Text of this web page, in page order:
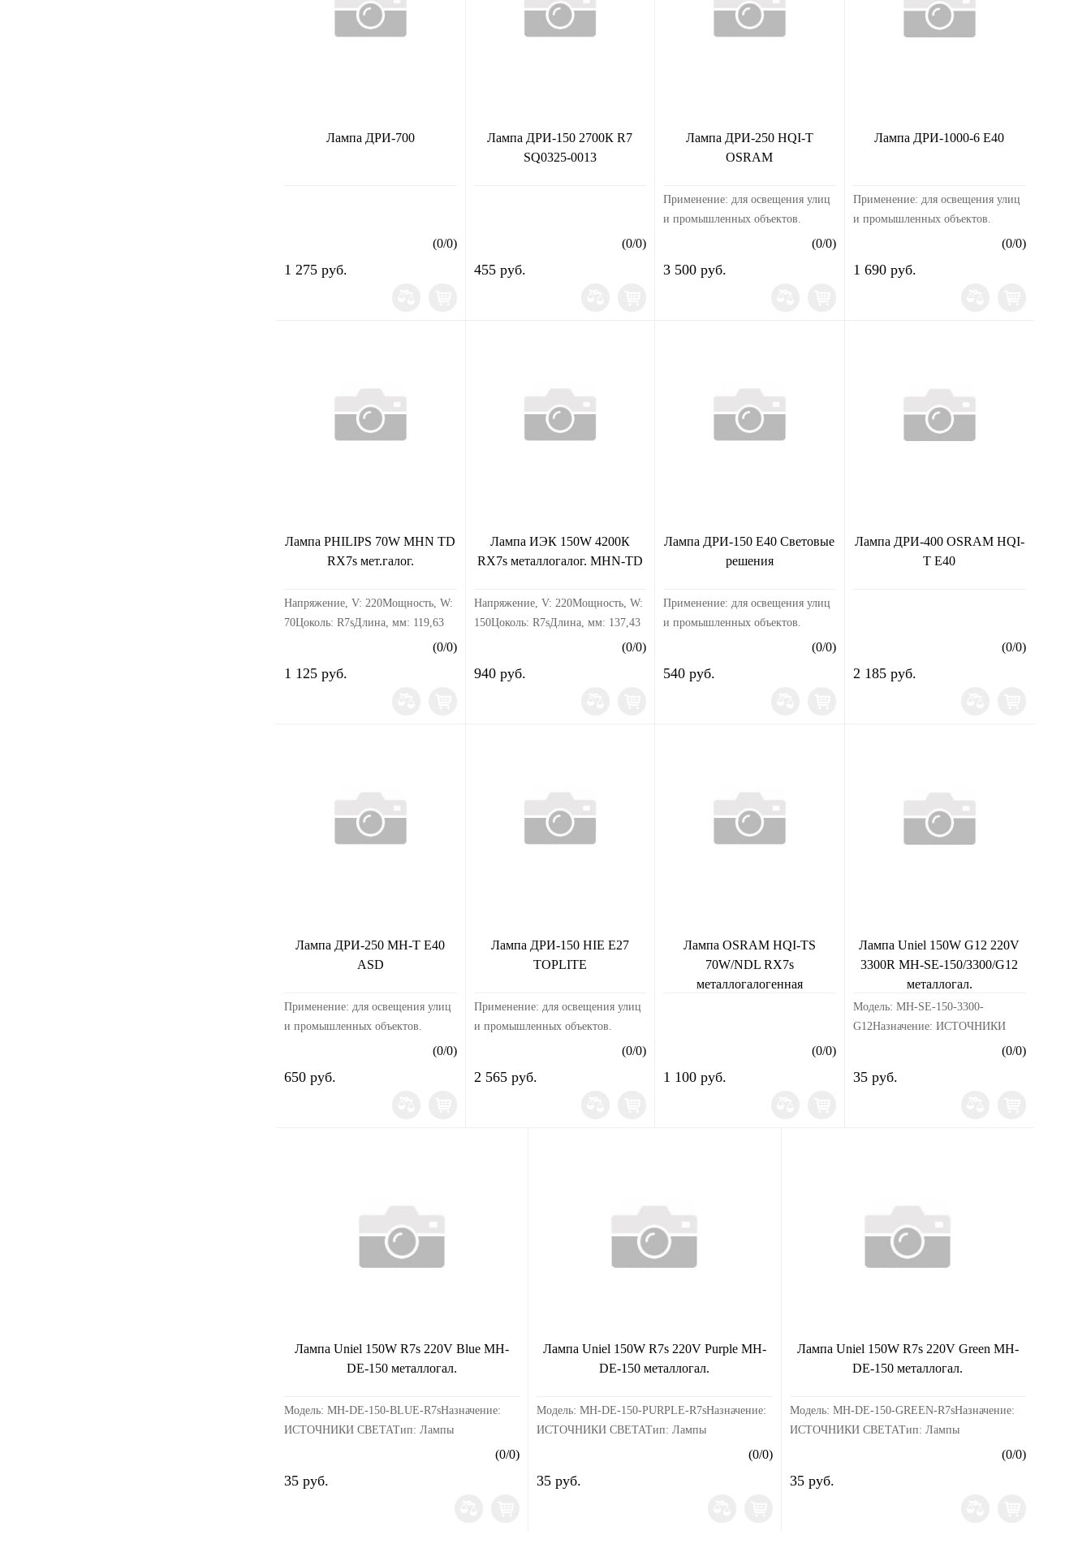
Лампа ДРИ-700
(0/0)
1 275 руб.
Лампа ДРИ-150 2700К R7
SQ0325-0013
(0/0)
455 руб.
Лампа ДРИ-250 HQI-T
OSRAM
Применение: для освещения улиц
и промышленных объектов.
(ПРА) и импульсным зажигающим
(0/0)
3 500 руб.
Лампа ДРИ-1000-6 Е40
Применение: для освещения улиц
и промышленных объектов.
(ПРА) и импульсным зажигающим
(0/0)
1 690 руб.
Лампа PHILIPS 70W MHN TD
RX7s мет.галог.
Напряжение, V: 220Мощность, W:
70Цоколь: R7sДлина, мм: 119,63
(0/0)
1 125 руб.
Лампа ИЭК 150W 4200К
RX7s металлогалог. MHN-TD
Напряжение, V: 220Мощность, W:
150Цоколь: R7sДлина, мм: 137,43
(0/0)
940 руб.
Лампа ДРИ-150 E40 Световые
решения
Применение: для освещения улиц
и промышленных объектов.
(ПРА) и импульсным зажигающим
(0/0)
540 руб.
Лампа ДРИ-400 OSRAM HQI-
T Е40
(0/0)
2 185 руб.
Лампа ДРИ-250 МН-T E40
ASD
Применение: для освещения улиц
и промышленных объектов.
(ПРА) и импульсным зажигающим
(0/0)
650 руб.
Лампа ДРИ-150 HIE E27
TOPLITE
Применение: для освещения улиц
и промышленных объектов.
(ПРА) и импульсным зажигающим
(0/0)
2 565 руб.
Лампа OSRAM HQI-TS
70W/NDL RX7s
металлогалогенная
(0/0)
1 100 руб.
Лампа Uniel 150W G12 220V
3300R MH-SE-150/3300/G12
металлогал.
Модель: MH-SE-150-3300-
G12Назначение: ИСТОЧНИКИ
производства: КитайСрок
(0/0)
35 руб.
Лампа Uniel 150W R7s 220V Blue MH-
DE-150 металлогал.
Модель: MH-DE-150-BLUE-R7sНазначение:
ИСТОЧНИКИ СВЕТАТип: Лампы
гарантии, мес.: НетСр...
(0/0)
35 руб.
Лампа Uniel 150W R7s 220V Purple MH-
DE-150 металлогал.
Модель: MH-DE-150-PURPLE-R7sНазначение:
ИСТОЧНИКИ СВЕТАТип: Лампы
гарантии, мес.: Нет...
(0/0)
35 руб.
Лампа Uniel 150W R7s 220V Green MH-
DE-150 металлогал.
Модель: MH-DE-150-GREEN-R7sНазначение:
ИСТОЧНИКИ СВЕТАТип: Лампы
гарантии, мес.: НетС...
(0/0)
35 руб.